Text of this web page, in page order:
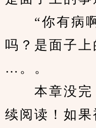
“你有病啊
吗？是面子上
…。。
本章没完
续阅读！如